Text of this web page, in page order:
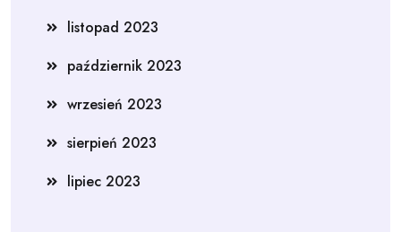
listopad 2023
październik 2023
wrzesień 2023
sierpień 2023
lipiec 2023